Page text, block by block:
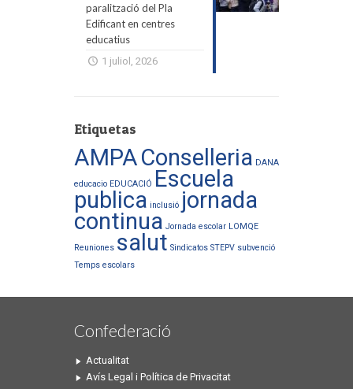
paralització del Pla
Edificant en centres
educatius
1 juliol, 2026
Etiquetas
AMPAConselleria DANA
educacio EDUCACIÓ Escuela
publica inclusió jornada
continua Jornada escolar LOMQE
Reuniones salut Sindicatos STEPV subvenció
Temps escolars
Confederació
Actualitat
Avís Legal i Política de Privacitat